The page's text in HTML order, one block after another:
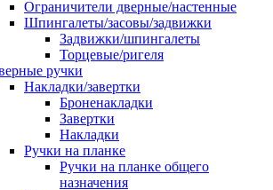
Ограничители дверные/настенные
Шпингалеты/засовы/задвижки
Задвижки/шпингалеты
Торцевые/ригеля
ручки
Накладки/завертки
Броненакладки
Завертки
Накладки
Ручки на планке
Ручки на планке общего
назначения